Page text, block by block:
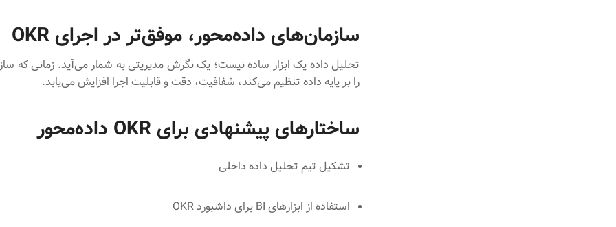
سازمان‌های داده‌محور، موفق‌تر در اجرای OKR
را بر پایه داده تنظیم می‌کند، شفافیت، دقت و قابلیت اجرا افزایش می‌یابد.
ساختارهای پیشنهادی برای OKR داده‌محور
تشکیل تیم تحلیل داده داخلی
استفاده از ابزارهای BI برای داشبورد OKR